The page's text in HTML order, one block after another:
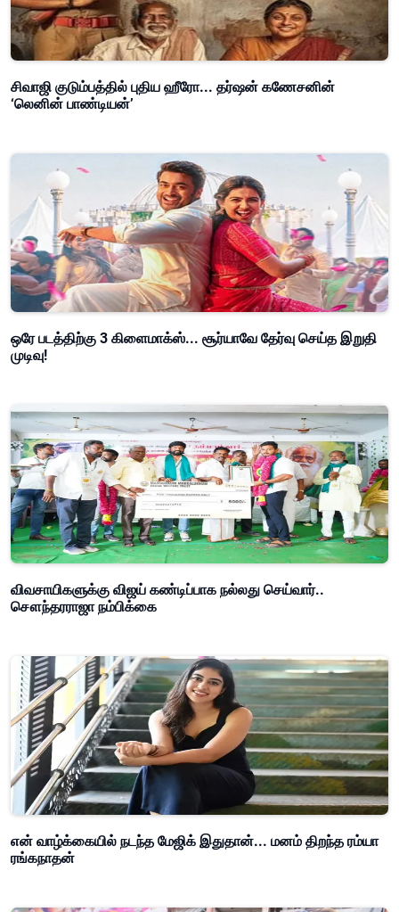
சிவாஜி குடும்பத்தில் புதிய ஹீரோ... தர்ஷன் கணேசனின்
‘லெனின் பாண்டியன்’
ஒரே படத்திற்கு 3 கிளைமாக்ஸ்... சூர்யாவே தேர்வு செய்த இறுதி
முடிவு!
விவசாயிகளுக்கு விஜய் கண்டிப்பாக நல்லது செய்வார்..
சௌந்தரராஜா நம்பிக்கை
என் வாழ்க்கையில் நடந்த மேஜிக் இதுதான்... மனம் திறந்த ரம்யா
ரங்கநாதன்